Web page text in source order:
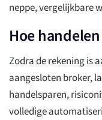
neppe, vergelijkbare
Hoe
Zodra de rekening is
aangesloten broker,
handelsparen,
volledige